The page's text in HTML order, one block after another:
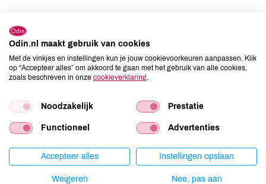
Aardnoten
niet aanwezig
Ei
niet aanwezig
Gluten
niet aanwezig
Lupine
niet aanwezig
Mosterd
niet aanwezig
Schaaldieren
niet aanwezig
Selderij
niet aanwezig
Odin.nl maakt gebruik van cookies
Met de vinkjes en instellingen kun je jouw cookievoorkeuren aanpassen. Klik
op “Accepteer alles” om akkoord te gaan met het gebruik van alle cookies,
zoals beschreven in onze cookieverklaring
Noodzakelijk Prestatie
Functioneel Advertenties
Accepteer alles Instellingen opslaan
Weigeren Nee, pas aan